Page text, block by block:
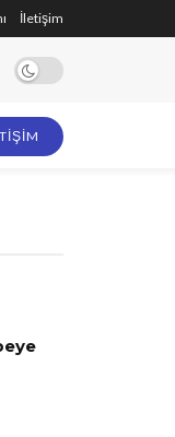
İletişim